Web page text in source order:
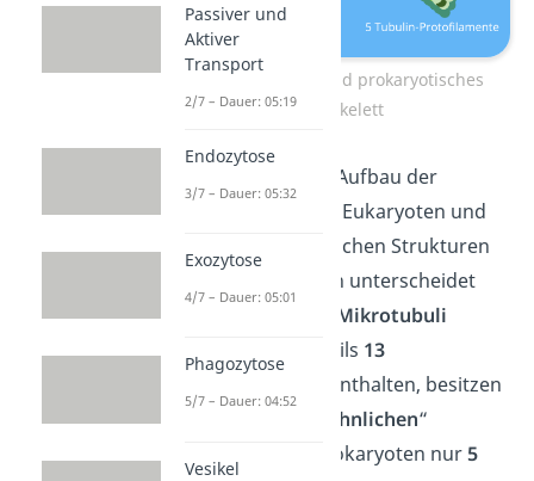
Eukaryotisches und prokaryotisches
Cytoskelett
Insbesondere der Aufbau der
Mikrotubuli in den Eukaryoten und
der der ihnen ähnlichen Strukturen
in den Prokaryoten unterscheidet
Mikrotubuli
Schichten mit jeweils 13
enthalten, besitzen
Mikrotubuli-ähnlichen“
Organellen der Prokaryoten nur5
Passiver und
Aktiver
Transport
2/7 – Dauer: 05:19
Endozytose
3/7 – Dauer: 05:32
Exozytose
4/7 – Dauer: 05:01
Phagozytose
5/7 – Dauer: 04:52
Vesikel